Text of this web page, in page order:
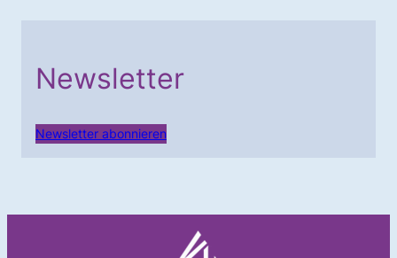
Newsletter
Newsletter abonnieren